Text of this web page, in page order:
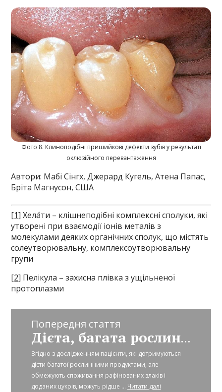
Фото 8. Клиноподібні пришийкові дефекти зубів у результаті
оклюзійного перевантаження
Автори: Мабі Сінгх, Джерард Кугель, Атена Папас,
Бріта Магнусон, США
[1] Хела́ти – клішнеподібні комплексні сполуки, які
утворені при взаємодії іонів металів з
молекулами деяких органічних сполук, що містять
солеутворювальну, комплексоутворювальну
групи
[2] Пелікула – захисна плівка з ущільненої
протоплазми
Попередня стаття
Дієта, багата рослинною їжею, може скоротити ризик розвитку пародонтиту
Згідно з дослідженням пацієнти, які дотримуються
дієти багатої рослинними продуктами, але
обмежують споживання рафінованих злаків і
доданих цукрів, можуть рідше ... Читати далі